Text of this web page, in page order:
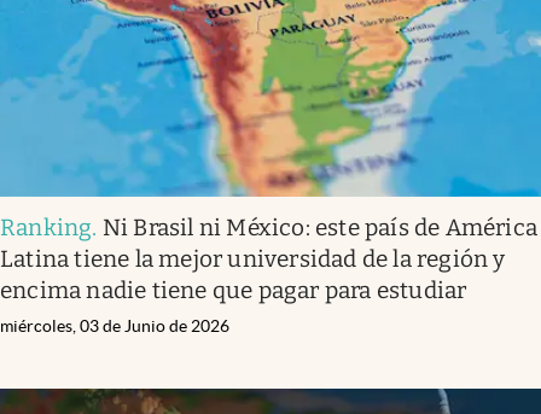
Ranking. Ni Brasil ni México: este país de América
Latina tiene la mejor universidad de la región y
encima nadie tiene que pagar para estudiar
miércoles, 03 de Junio de 2026